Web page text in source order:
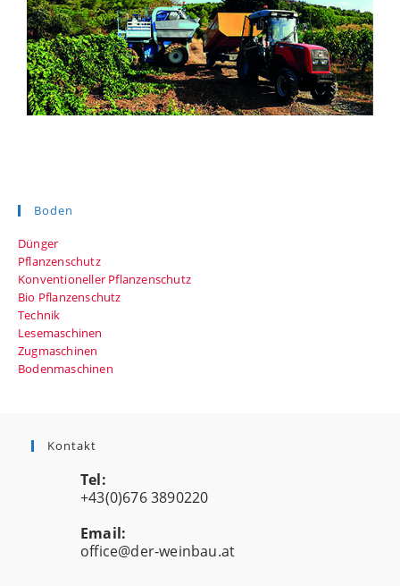
Boden
Dünger
Pflanzenschutz
Konventioneller Pflanzenschutz
Bio Pflanzenschutz
Technik
Lesemaschinen
Zugmaschinen
Bodenmaschinen
Kontakt
Tel:
+43(0)676 3890220
Email:
office@der-weinbau.atOpens